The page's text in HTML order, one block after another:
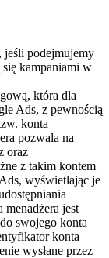
jeśli podejmujemy
się kampaniami w
która dla
Ads, z pewnością
konta
pozwala na
oraz
z takim kontem
wyświetlając je
menadżera jest
swojego konta
konta
wysłane przez